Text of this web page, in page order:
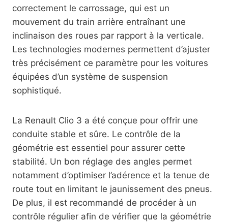
correctement le carrossage, qui est un
mouvement du train arrière entraînant une
inclinaison des roues par rapport à la verticale.
Les technologies modernes permettent d’ajuster
très précisément ce paramètre pour les voitures
équipées d’un système de suspension
sophistiqué.
La Renault Clio 3 a été conçue pour offrir une
conduite stable et sûre. Le contrôle de la
géométrie est essentiel pour assurer cette
stabilité. Un bon réglage des angles permet
notamment d’optimiser l’adérence et la tenue de
route tout en limitant le jaunissement des pneus.
De plus, il est recommandé de procéder à un
contrôle régulier afin de vérifier que la géométrie